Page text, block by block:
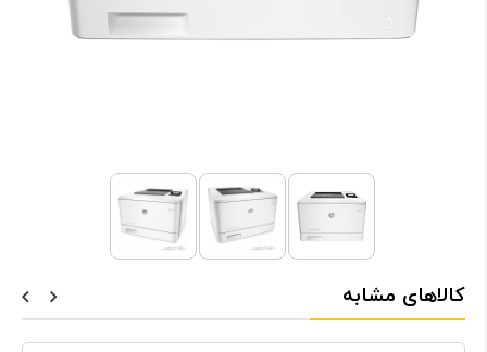
کالاهای مشابه